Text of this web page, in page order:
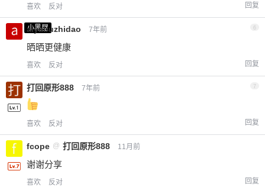
喜欢 反对 回复
小黑屋
aiyabuzhidao 7年前
晒晒更健康
喜欢 反对 回复
打回原形888 7年前 7
喜欢 反对 回复
fcope @ 打回原形888 11月前
谢谢分享
喜欢 反对 回复